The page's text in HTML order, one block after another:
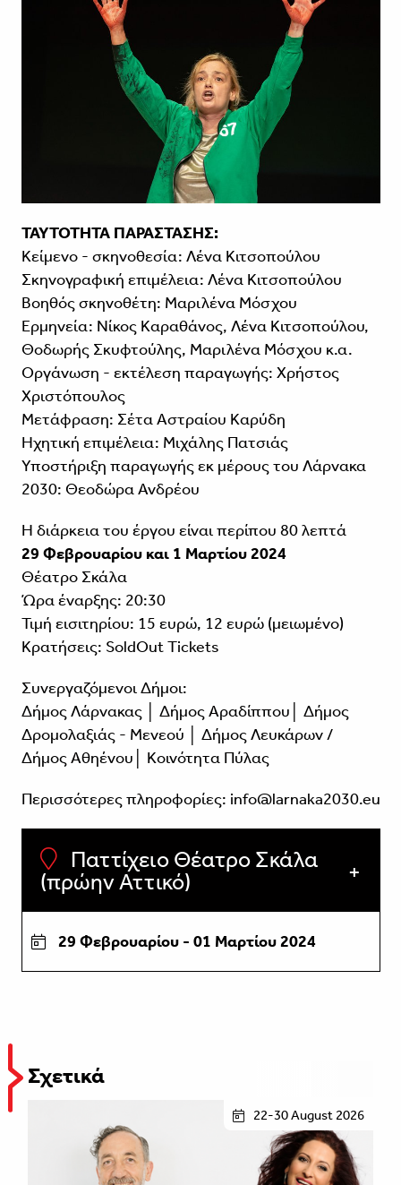
ΤΑΥΤΟΤΗΤΑ ΠΑΡΑΣΤΑΣΗΣ:
Κείμενο - σκηνοθεσία: Λένα Κιτσοπούλου
Σκηνογραφική επιμέλεια: Λένα Κιτσοπούλου
Βοηθός σκηνοθέτη: Μαριλένα Μόσχου
Ερμηνεία: Νίκος Καραθάνος, Λένα Κιτσοπούλου,
Θοδωρής Σκυφτούλης, Μαριλένα Μόσχου κ.α.
Οργάνωση - εκτέλεση παραγωγής: Χρήστος
Χριστόπουλος
Μετάφραση: Σέτα Αστραίου Καρύδη
Ηχητική επιμέλεια: Μιχάλης Πατσιάς
Υποστήριξη παραγωγής εκ μέρους του Λάρνακα
2030: Θεοδώρα Ανδρέου
Η διάρκεια του έργου είναι περίπου 80 λεπτά
29 Φεβρουαρίου και 1 Μαρτίου 2024
Θέατρο Σκάλα
Ώρα έναρξης: 20:30
Τιμή εισιτηρίου: 15 ευρώ, 12 ευρώ (μειωμένο)
Κρατήσεις: SoldOut Tickets
Συνεργαζόμενοι Δήμοι:
Δήμος Λάρνακας │ Δήμος Αραδίππου│ Δήμος
Δρομολαξιάς - Μενεού │ Δήμος Λευκάρων /
Δήμος Αθηένου│ Κοινότητα Πύλας
Περισσότερες πληροφορίες: info@larnaka2030.eu
Παττίχειο Θέατρο Σκάλα
(πρώην Αττικό)
29 Φεβρουαρίου - 01 Μαρτίου 2024
Σχετικά
22-30 August 2026